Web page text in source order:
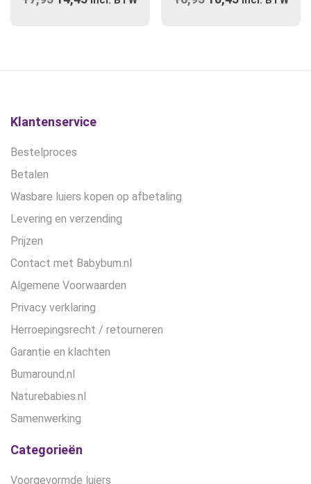
de
Klantenservice
Bestelproces
Betalen
Wasbare luiers kopen op afbetaling
Levering en verzending
Prijzen
Contact met Babybum.nl
Algemene Voorwaarden
Privacy verklaring
Herroepingsrecht / retourneren
Garantie en klachten
Bumaround.nl
Naturebabies.nl
Samenwerking
Categorieën
Voorgevormde luiers